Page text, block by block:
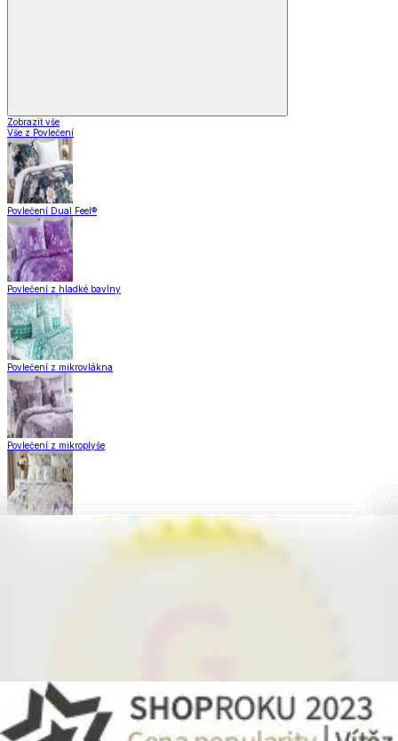
Zobrazit vše
Vše z Povlečení
Povlečení Dual Feel®
Povlečení z hladké bavlny
Povlečení z mikrovlákna
Povlečení z mikroplyše
Krepové povlečení